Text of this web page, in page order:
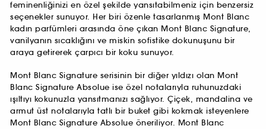
feminenliğinizi en özel şekilde yansıtabilmeniz için benzersiz
seçenekler sunuyor. Her biri özenle tasarlanmış Mont Blanc
kadın parfümleri arasında öne çıkan Mont Blanc Signature,
vanilyanın sıcaklığını ve miskin sofistike dokunuşunu bir
araya getirerek çarpıcı bir koku sunuyor.
Mont Blanc Signature serisinin bir diğer yıldızı olan Mont
Blanc Signature Absolue ise özel notalarıyla ruhunuzdaki
ışıltıyı kokunuzla yansıtmanızı sağlıyor. Çiçek, mandalina ve
armut üst notalarıyla tatlı bir buket gibi kokmak isteyenlere
Mont Blanc Signature Absolue öneriliyor. Mont Blanc